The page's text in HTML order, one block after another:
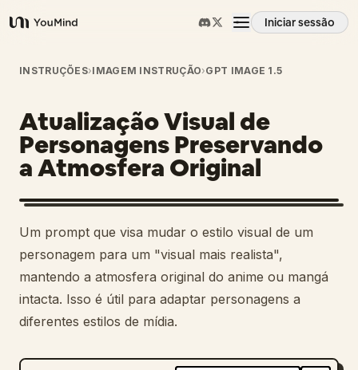
YouMind
Iniciar sessão
Visão geral
Casos de uso
Habilidades
Prompts
Preços
Transferir
INSTRUÇÕES›IMAGEM INSTRUÇÃO›GPT IMAGE 1.5
Atualização Visual de
Personagens Preservando
a Atmosfera Original
Um prompt que visa mudar o estilo visual de um
personagem para um "visual mais realista",
mantendo a atmosfera original do anime ou mangá
intacta. Isso é útil para adaptar personagens a
diferentes estilos de mídia.